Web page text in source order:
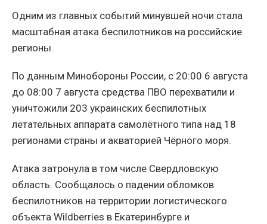
Одним из главных событий минувшей ночи стала
масштабная атака беспилотников на российские
регионы.
По данным Минобороны России, с 20:00 6 августа
до 08:00 7 августа средства ПВО перехватили и
уничтожили 203 украинских беспилотных
летательных аппарата самолётного типа над 18
регионами страны и акваторией Чёрного моря.
Атака затронула в том числе Свердловскую
область. Сообщалось о падении обломков
беспилотников на территории логистического
объекта Wildberries в Екатеринбурге и